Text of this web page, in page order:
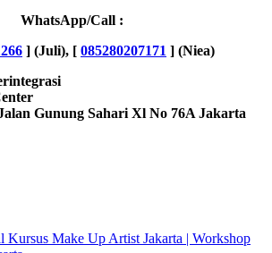
WhatsApp/Call :
] (Juli), [ 085280207171 ] (Niea)
Gunung Sahari Xl No 76A Jakarta
Kursus Make Up Artist Jakarta | Workshop